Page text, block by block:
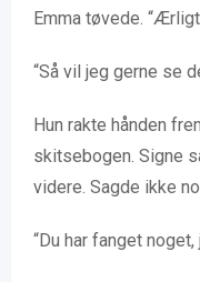
Emma tøvede.
“Så vil jeg gerne se
Hun rakte hånden
skitsebogen. Signe
videre. Sagde ikke
“Du har fanget